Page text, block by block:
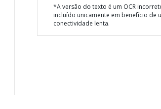
*A versão do texto é um OCR
incluído unicamente em benefício de
conectividade lenta.